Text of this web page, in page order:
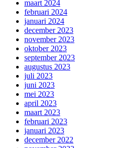
maart 2024
februari 2024
januari 2024
december 2023
november 2023
oktober 2023
september 2023
augustus 2023
juli 2023
juni 2023
mei 2023
april 2023
maart 2023
februari 2023
januari 2023
december 2022